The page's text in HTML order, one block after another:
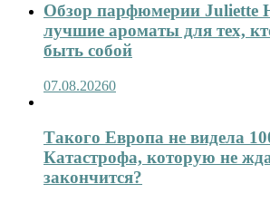
Обзор парфюмерии Juliette
лучшие ароматы для тех,
быть собой
07.08.20260
Такого Европа не видела
Катастрофа, которую не
закончится?